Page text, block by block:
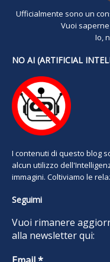
Ufficialmente sono un
Vuoi
Io,
NO AI (ARTIFICIAL
I contenuti di questo blog
alcun utilizzo
immagini. Coltiviamo le
Seguimi
Vuoi rimanere
alla newsletter qui: